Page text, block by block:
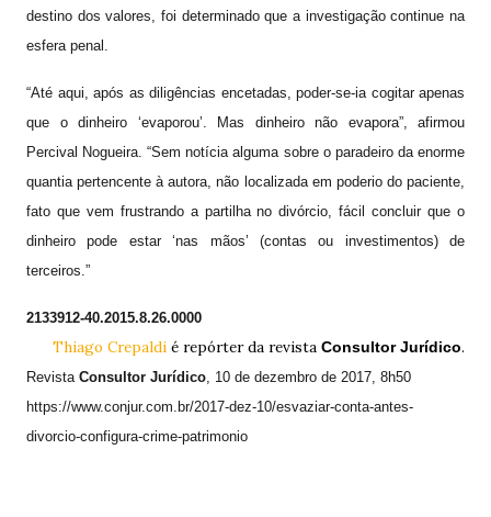
destino dos valores, foi determinado que a investigação continue na
esfera penal.
“Até aqui, após as diligências encetadas, poder-se-ia cogitar apenas
que o dinheiro ‘evaporou’. Mas dinheiro não evapora”, afirmou
Percival Nogueira. “Sem notícia alguma sobre o paradeiro da enorme
quantia pertencente à autora, não localizada em poderio do paciente,
fato que vem frustrando a partilha no divórcio, fácil concluir que o
dinheiro pode estar ‘nas mãos’ (contas ou investimentos) de
terceiros.”
2133912-40.2015.8.26.0000
Thiago Crepaldi é repórter da revista Consultor Jurídico.
Revista Consultor Jurídico, 10 de dezembro de 2017, 8h50
https://www.conjur.com.br/2017-dez-10/esvaziar-conta-antes-
divorcio-configura-crime-patrimonio